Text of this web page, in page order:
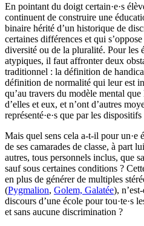
En pointant du doigt certain·e·s
continuent de construire une
binaire hérité d’un historique de
certaines différences et qui
diversité ou de la pluralité. Pour les
atypiques, il faut affronter deux
traditionnel : la définition de
définition de normalité qui leur est
qu’au travers du modèle mental
d’elles et eux, et n’ont d’autres
représenté·e·s que par les
Mais quel sens cela a-t-il pour un·e
de ses camarades de classe, à part
autres, tous personnels inclus, que
sauf sous certaines conditions ?
en plus de générer de multiples
(Pygmalion, Golem, Galatée),
discours d’une école pour tou·te·s
et sans aucune discrimination ?